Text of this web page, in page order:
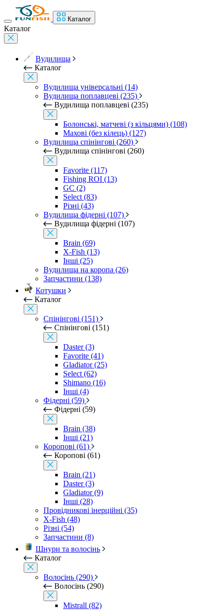
Каталог
Каталог
Вудилища
Каталог
Вудилища універсальні (14)
Вудилища поплавцеві (235)
Вудилища поплавцеві (235)
Болонські, матчеві (з кільцями) (108)
Махові (без кілець) (127)
Вудилища спінінгові (260)
Вудилища спінінгові (260)
Favorite (117)
Fishing ROI (13)
GC (2)
Select (83)
Різні (43)
Вудилища фідерні (107)
Вудилища фідерні (107)
Brain (69)
X-Fish (13)
Інші (25)
Вудилища на коропа (26)
Запчастини (138)
Котушки
Каталог
Спінінгові (151)
Спінінгові (151)
Daster (3)
Favorite (41)
Gladiator (25)
Select (62)
Shimano (16)
Інші (4)
Фідерні (59)
Фідерні (59)
Brain (38)
Інші (21)
Коропові (61)
Коропові (61)
Brain (21)
Daster (3)
Gladiator (9)
Інші (28)
Провідникові інерційні (35)
X-Fish (48)
Різні (54)
Запчастини (8)
Шнури та волосінь
Каталог
Волосінь (290)
Волосінь (290)
Mistrall (82)